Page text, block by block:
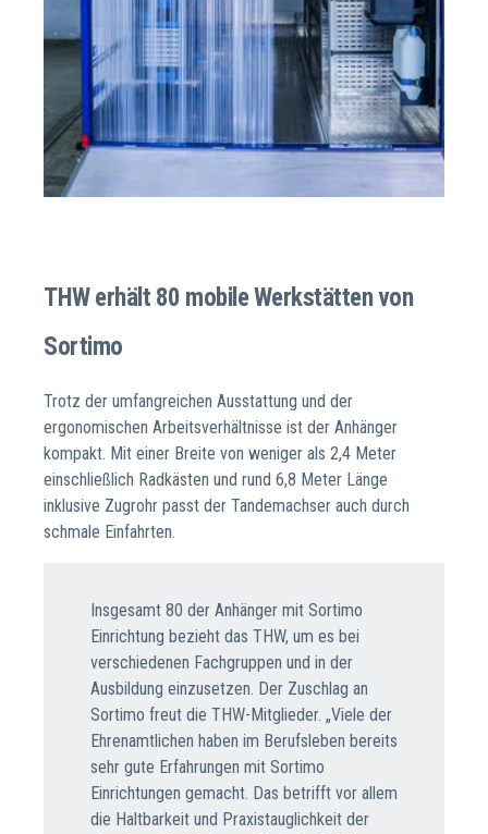
THW erhält 80 mobile Werkstätten von
Sortimo
Trotz der umfangreichen Ausstattung und der
ergonomischen Arbeitsverhältnisse ist der Anhänger
kompakt. Mit einer Breite von weniger als 2,4 Meter
einschließlich Radkästen und rund 6,8 Meter Länge
inklusive Zugrohr passt der Tandemachser auch durch
schmale Einfahrten.
Insgesamt 80 der Anhänger mit Sortimo
Einrichtung bezieht das THW, um es bei
verschiedenen Fachgruppen und in der
Ausbildung einzusetzen. Der Zuschlag an
Sortimo freut die THW-Mitglieder. „Viele der
Ehrenamtlichen haben im Berufsleben bereits
sehr gute Erfahrungen mit Sortimo
Einrichtungen gemacht. Das betrifft vor allem
die Haltbarkeit und Praxistauglichkeit der